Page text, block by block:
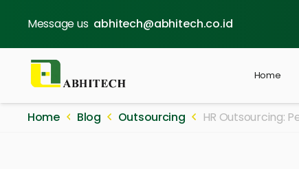
Message us abhitech@abhitech.co.id
Home
Home Blog Outsourcing HR Outsourcing: